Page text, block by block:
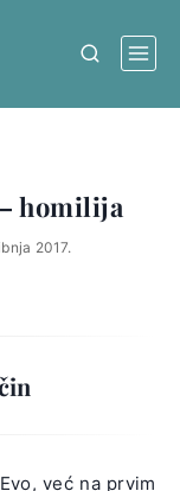
homilija
2017.
već na prvim